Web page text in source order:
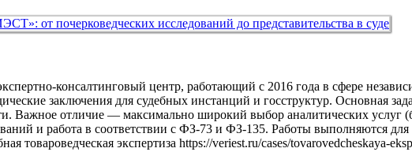
консалтинговый центр, работающий с 2016 года в сфере
заключения для судебных инстанций и госструктур. Основная
Важное отличие — максимально широкий выбор аналитических
и работа в соответствии с ФЗ-73 и ФЗ-135. Работы выполняются
товароведческая экспертиза https://veriest.ru/cases/tovarovedcheskaya-